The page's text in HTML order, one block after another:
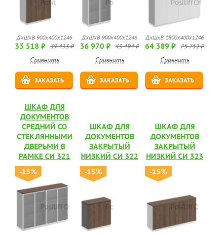
ДхШхВ 900x400x1246
33 518 ₽ 39 433 ₽
Сравнить
ЗАКАЗАТЬ
ДхШхВ 900x400x1246
36 970 ₽ 43 494 ₽
Сравнить
ЗАКАЗАТЬ
ДхШхВ 1800x400x1246
64 389 ₽ 75 752 ₽
Сравнить
ЗАКАЗАТЬ
ШКАФ ДЛЯ
ДОКУМЕНТОВ
СРЕДНИЙ СО
СТЕКЛЯННЫМИ
ДВЕРЬМИ В
РАМКЕ СИ 321
-15%
ШКАФ ДЛЯ
ДОКУМЕНТОВ
ЗАКРЫТЫЙ
НИЗКИЙ СИ 322
-15%
ШКАФ ДЛЯ
ДОКУМЕНТОВ
ЗАКРЫТЫЙ
НИЗКИЙ СИ 323
-15%